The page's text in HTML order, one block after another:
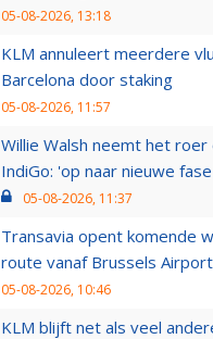
05-08-2026, 13:18
KLM annuleert meerdere
Barcelona door staking
05-08-2026, 11:57
Willie Walsh neemt het roer
IndiGo: 'op naar nieuwe
05-08-2026, 11:37
Transavia opent komende
route vanaf Brussels Airport
05-08-2026, 10:46
KLM blijft net als veel